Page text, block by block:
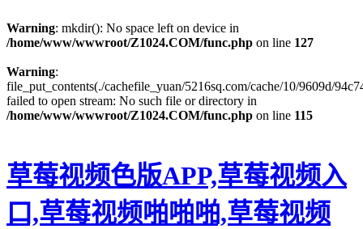
Warning: mkdir(): No space left on device in
/home/www/wwwroot/Z1024.COM/func.php on line 127
Warning:
file_put_contents(./cachefile_yuan/5216sq.com/cache/10/9609d/
failed to open stream: No such file or directory in
/home/www/wwwroot/Z1024.COM/func.php on line 115
草莓视频色版APP,草莓视频入
口,草莓视频啪啪啪,草莓视频